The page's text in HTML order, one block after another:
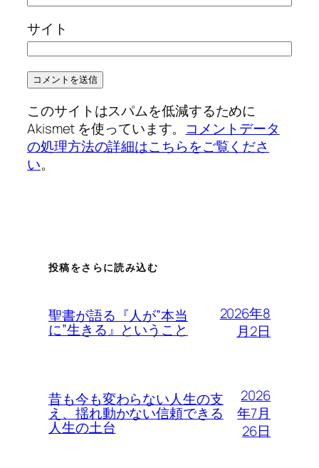
サイト
このサイトはスパムを低減するために
Akismet を使っています。 コメントデータ
の処理方法の詳細はこちらをご覧くださ
い。
投稿をさらに読み込む
聖書が語る『人が”本当
に”生きる』ということ
2026年8
月2日
昔も今も変わらない人生の支
え、揺れ動かない信頼できる
人生の土台
2026
年7月
26日